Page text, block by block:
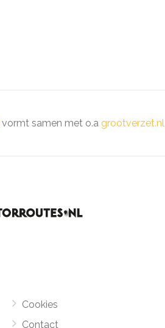
vormt samen met o.a grootverzet.nl
Cookies
Contact